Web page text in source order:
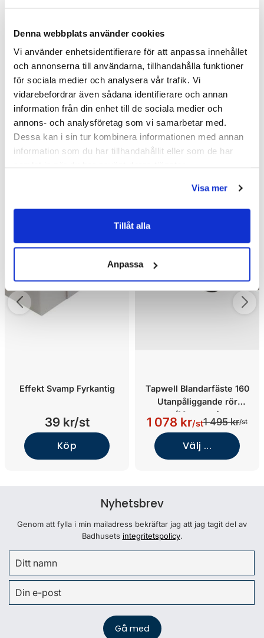
Denna webbplats använder cookies
Vi använder enhetsidentifierare för att anpassa innehållet
och annonserna till användarna, tillhandahålla funktioner
för sociala medier och analysera vår trafik. Vi
vidarebefordrar även sådana identifierare och annan
information från din enhet till de sociala medier och
annons- och analysföretag som vi samarbetar med.
Dessa kan i sin tur kombinera informationen med annan
information som du har tillhandahållit eller som de har
Visa mer
Tillåt alla
Anpassa
1 635 kr /st 2 180 kr
Köp
1 752 kr
Välj ...
Andra köpte även
Effekt Svamp Fyrkantig
39 kr/st
Köp
Tapwell Blandarfäste 160
Utanpåliggande rör
(Mattsvart)
1 078 kr/st1 495 kr/st
Välj ...
Nyhetsbrev
Genom att fylla i min mailadress bekräftar jag att jag tagit del av
Badhusets integritetspolicy.